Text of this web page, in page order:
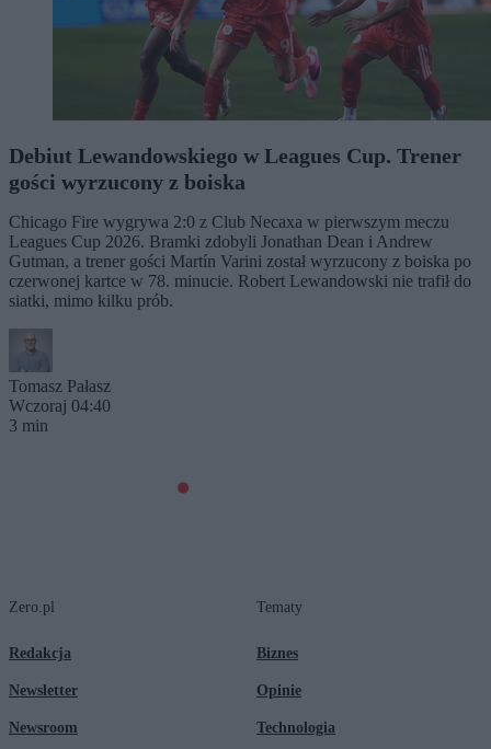
Debiut Lewandowskiego w Leagues Cup. Trener
gości wyrzucony z boiska
Chicago Fire wygrywa 2:0 z Club Necaxa w pierwszym meczu
Leagues Cup 2026. Bramki zdobyli Jonathan Dean i Andrew
Gutman, a trener gości Martín Varini został wyrzucony z boiska po
czerwonej kartce w 78. minucie. Robert Lewandowski nie trafił do
siatki, mimo kilku prób.
Tomasz Pałasz
Wczoraj 04:40
3 min
Zero.pl
Redakcja
Newsletter
Newsroom
Tematy
Biznes
Opinie
Technologia